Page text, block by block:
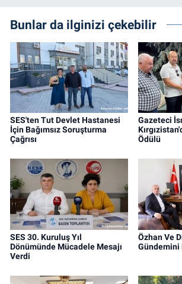
Bunlar da ilginizi çekebilir
SES'ten Tut Devlet Hastanesi
İçin Bağımsız Soruşturma
Çağrısı
Gazeteci
Ödülü
SES 30. Kuruluş Yıl
Dönümünde Mücadele Mesajı
Verdi
Özhan Ve
Gündemini